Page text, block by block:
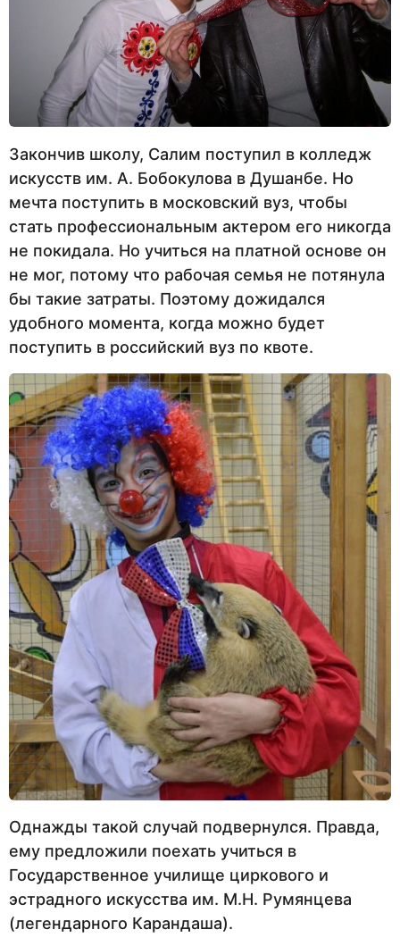
Закончив школу, Салим поступил в колледж
искусств им. А. Бобокулова в Душанбе. Но
мечта поступить в московский вуз, чтобы
стать профессиональным актером его никогда
не покидала. Но учиться на платной основе он
не мог, потому что рабочая семья не потянула
бы такие затраты. Поэтому дожидался
удобного момента, когда можно будет
поступить в российский вуз по квоте.
Однажды такой случай подвернулся. Правда,
ему предложили поехать учиться в
Государственное училище циркового и
эстрадного искусства им. М.Н. Румянцева
(легендарного Карандаша).